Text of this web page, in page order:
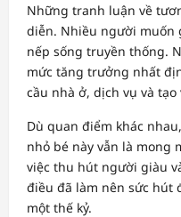
Những tranh luận về
diễn. Nhiều người muốn
nếp sống truyền thống.
mức tăng trưởng nhất
cầu nhà ở, dịch vụ và tạo
Dù quan điểm khác
nhỏ bé này vẫn là mong
việc thu hút người giàu
điều đã làm nên sức hút
một thế kỷ.